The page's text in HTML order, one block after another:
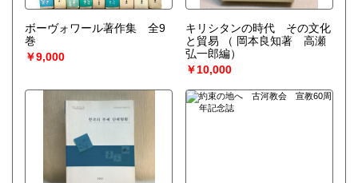
ボーヴォワール著作集 全9
巻
￥9,000
キリシタンの時代 その文化
と貿易
（ 岡本良知著 高瀬
弘一郎編）
￥10,000